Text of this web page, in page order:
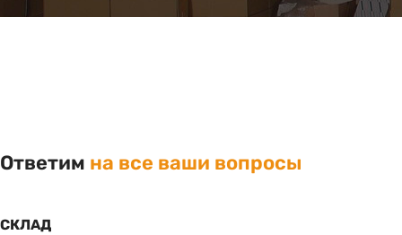
Ответим на все ваши вопросы
СКЛАД